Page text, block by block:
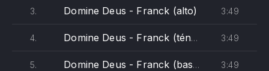
3. Domine Deus - Franck (alto) 3:49
4. Domine Deus - Franck (ténor) 3:49
5. Domine Deus - Franck (basse) 3:49